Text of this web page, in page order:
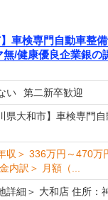
】車検専門自動車整
/健康優良企業銀の
い 第二新卒歓迎
県大和市】車検専門
収＞ 336万円～470万
内訳＞ 月額（...
詳細＞ 大和店 住所：